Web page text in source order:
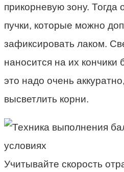
прикорневую зону. Тогда
пучки, которые можно
зафиксировать лаком.
наносится на их кончики
это надо очень
высветлить корни.
Учитывайте скорость